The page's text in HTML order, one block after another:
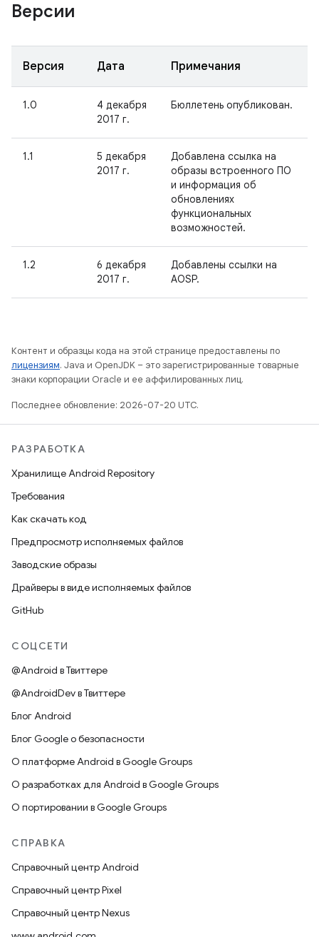
Версии
Версия Дата Примечания
1.0
4 декабря
2017 г.
Бюллетень опубликован.
1.1
5 декабря
2017 г.
Добавлена ссылка на
образы встроенного ПО
и информация об
обновлениях
функциональных
возможностей.
1.2
6 декабря
2017 г.
Добавлены ссылки на
AOSP.
Контент и образцы кода на этой странице предоставлены по
лицензиям. Java и OpenJDK – это зарегистрированные товарные
знаки корпорации Oracle и ее аффилированных лиц.
Последнее обновление: 2026-07-20 UTC.
РАЗРАБОТКА
Хранилище Android Repository
Требования
Как скачать код
Предпросмотр исполняемых файлов
Заводские образы
Драйверы в виде исполняемых файлов
GitHub
СОЦСЕТИ
@Android в Твиттере
@AndroidDev в Твиттере
Блог Android
Блог Google о безопасности
О платформе Android в Google Groups
О разработках для Android в Google Groups
О портировании в Google Groups
СПРАВКА
Справочный центр Android
Справочный центр Pixel
Справочный центр Nexus